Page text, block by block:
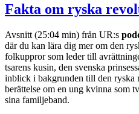
Fakta om ryska
Avsnitt (25:04 min) från UR:s
där du kan lära dig mer om den
folkuppror som leder till
tsarens kusin, den svenska
inblick i bakgrunden till den ryska
berättelse om en ung kvinna som
sina familjeband.